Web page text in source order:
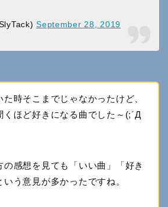
September 28, 2019
た時そこまでじゃなかったけど、
くほど好きになる曲でした～(;´Д
の感想を見ても「いい曲」「好き
いう意見が多かったですね。